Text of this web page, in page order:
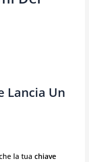
Lancia Un
la tua chiave